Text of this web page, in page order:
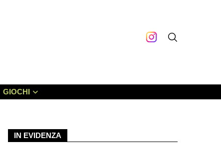
GIOCHI
IN EVIDENZA